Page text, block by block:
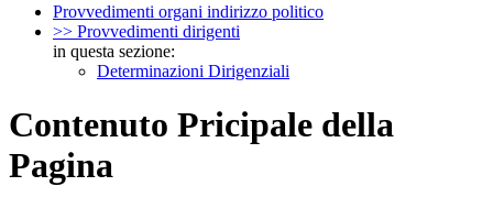
Provvedimenti organi indirizzo politico
>> Provvedimenti dirigenti
in questa sezione:
Determinazioni Dirigenziali
Contenuto Pricipale della
Pagina